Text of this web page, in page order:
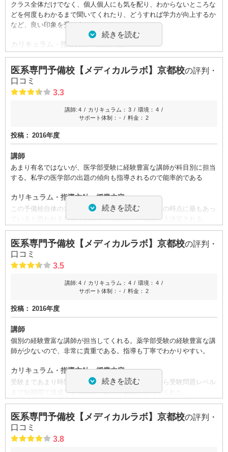
業内の演習時間は自習室を使用できるため、周りの授業の音に気を散
らされることなく前の授業の復習に取り組むことができます。
定期的に行われる担任との面談では、勉強法が正しいのか分からな
い、成績が伸び悩んでいるなどの不安も素直に話すと真剣に相談に乗
ってくれる、前向きに受験勉強に取り組むことができます。また、他
の生徒と交流しクイズなどを行うメンタルケアの講義が行われること
で受験に対する孤独感が小なくなり、気持ちを切り替えて自分の勉強
に集中できるようになりました。
いて何度も丁寧に教えて下さるため、料金の高さよりも授業への満足
度も感じています。
良かった点（改善してほしい点）
とができるからこそ、それぞれの個人の勉強スタイルや個人の志望校
に合わせた授業を受けることができ、より勉強に集中して取り組めた
ことが良かったと思います。
ID:3492
続きを読む
クラス全体だけでなく、個人個人にも気を配り、わからないところな
どを何度もわかるまで聞いてくれたり、どうすれば学力が向上するか
など、良い印象を受けました。
カリキュラム・指導方針・授業内容
志望校や学力ごとにカリキュラムを組んでくださり、生徒一人一人に
よって、カリキュラムを組んでくださいました。
センター試験や国公立の医学部対策は、私立の医学部と比べるとしっ
かりはしていませんでしたが、それでも大手の予備校と比べると良か
ったです。
校舎内外の環境について（自習室、交通の便、治安、立地など）
いたため、学習環境はとても良かったです。アクセスも駅から近く、
にありました。
料金
り、また、直前には大学ごとの指導と称して多額の費用がかかりまし
た。
確かに確実に医学部に合格するには十分な体制なのかもしれません
が、そもそも学力がある生徒にはここまでは必要ないと思いました。
良かった点（改善してほしい点）
何よりも、学習環境はとても良かったです。
ューターの方も医学部に通っている方しかいないため、モチベーショ
ンを維持したり、悩みを相談する際もとても良かったと思いました。
続きを読む
医系専門予備校【メディカルラボ】京都校の評判・
口コミ
3.3
講師: 4 カリキュラム： 3 環境： 4
サポート体制： - 料金： 2
投稿： 2016年度
講師
あまり有名ではないが、医学部受験に経験豊富な講師が科目別に担当
する。私学の医学部の出題の傾向も指導されるので能率的である
カリキュラム・指導方針・授業内容
この予備校自体のオリジナルの教材はないため、その時点に最もあっ
ていると思われる教材を講師から推薦され、相談の上決定される。
校舎内外の環境について（自習室、交通の便、治安、立地など）
医学部受験という共通の目標のためがんばるという一体感がある。自
習質も静かで落ち着いて自習できる。飲食するスペースが狭いのは難
点である
用を考えればそれなりの料金かもしれない。一コマの料金は決まって
良かった点（改善してほしい点）
医学部特に私立の入試科目については膨大な資料と経験があり、受験
りました
不適切な口コミを報告する
続きを読む
医系専門予備校【メディカルラボ】京都校の評判・
口コミ
3.5
講師: 4 カリキュラム： 4 環境： 4
サポート体制： - 料金： 2
投稿： 2016年度
講師
個別の経験豊富な講師が担当してくれる。薬学部受験の経験豊富な講
師が少ないので、非常に貴重である。指導も丁寧でわかりやすい。
カリキュラム・指導方針・授業内容
受験まであまり時間がない状況であったが、基礎から受験問題レベル
まで短期間で達成できる教材の選択を講師が行ってくれた。
校舎内外の環境について（自習室、交通の便、治安、立地など）
校内は明るく、個別指導がされるブースも広々としており開放感があ
る。フロントのスペースも広く、気持ちが落ち着く感じがする。
医系専門予備校【メディカルラボ】京都校の評判・
口コミ
3.8